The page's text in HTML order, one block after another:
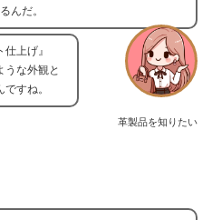
んだ。
革製品を知りたい
上げ』
うな外観と
すね。